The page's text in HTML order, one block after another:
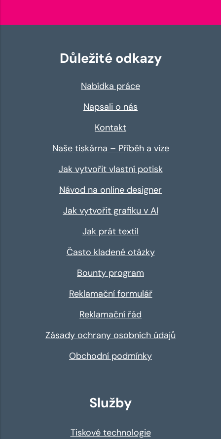
Důležité odkazy
Nabídka práce
Napsali o nás
Kontakt
Naše tiskárna – Příběh a vize
Jak vytvořit vlastní potisk
Návod na online designer
Jak vytvořit grafiku v AI
Jak prát textil
Často kladené otázky
Bounty program
Reklamační formulář
Reklamační řád
Zásady ochrany osobních údajů
Obchodní podmínky
Služby
Tiskové technologie